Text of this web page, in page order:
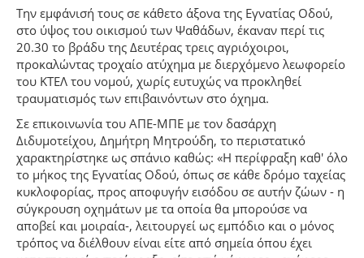
Την εμφάνισή τους σε κάθετο άξονα της Εγνατίας Οδού,
στο ύψος του οικισμού των Ψαθάδων, έκαναν περί τις
20.30 το βράδυ της Δευτέρας τρεις αγριόχοιροι,
προκαλώντας τροχαίο ατύχημα με διερχόμενο λεωφορείο
του ΚΤΕΛ του νομού, χωρίς ευτυχώς να προκληθεί
τραυματισμός των επιβαινόντων στο όχημα.
Σε επικοινωνία του ΑΠΕ-ΜΠΕ με τον δασάρχη
Διδυμοτείχου, Δημήτρη Μητρούδη, το περιστατικό
χαρακτηρίστηκε ως σπάνιο καθώς: «Η περίφραξη καθ' όλο
το μήκος της Εγνατίας Οδού, όπως σε κάθε δρόμο ταχείας
κυκλοφορίας, προς αποφυγήν εισόδου σε αυτήν ζώων - η
σύγκρουση οχημάτων με τα οποία θα μπορούσε να
αποβεί και μοιραία-, λειτουργεί ως εμπόδιο και ο μόνος
τρόπος να διέλθουν είναι είτε από σημεία όπου έχει